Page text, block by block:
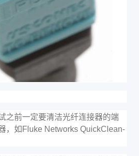
之前一定要清洁光纤连接器的端
，如 Fluke Networks QuickClean-